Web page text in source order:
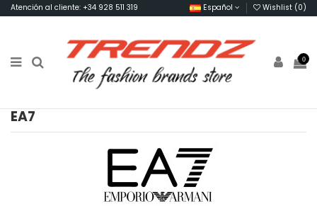
Atención al cliente: +34 928 511 319 Español Wishlist (0)
0
EA7